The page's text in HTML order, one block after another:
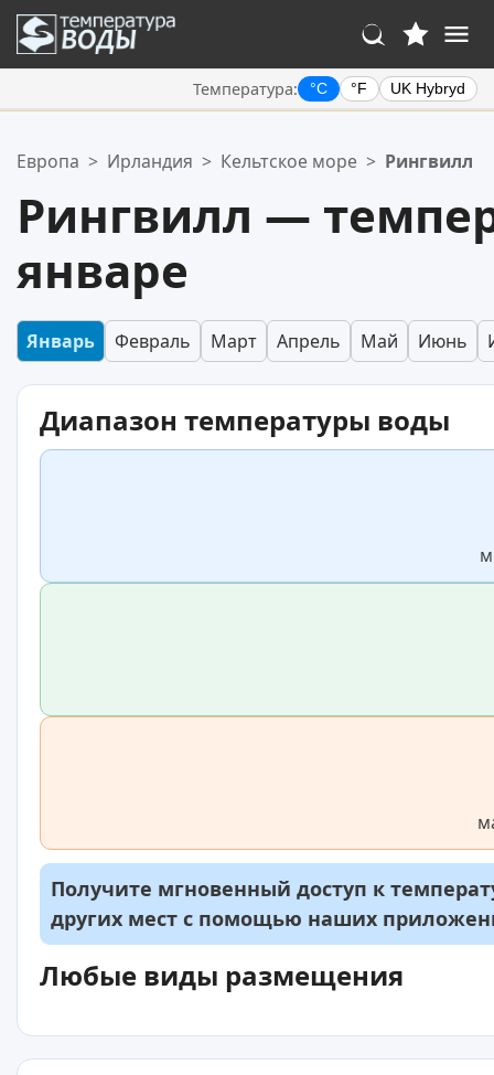
Температура: °C °F UK Hybryd
Ваш список избранного пуст.
Европа > Ирландия > Кельтское море > Рингвилл
Рингвилл —
январе
Январь Февраль Март Апрель Май Июнь
Диапазон температуры воды
Получите мгновенный доступ к
других мест с помощью наших
Любые виды размещения